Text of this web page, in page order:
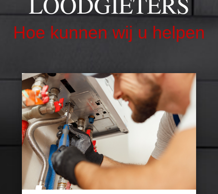
Hoe kunnen wij u helpen